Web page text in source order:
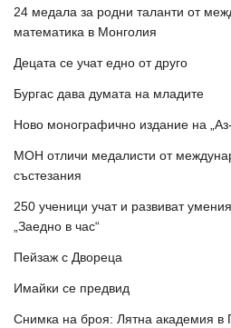
24 медала за родни таланти от
математика в Монголия
Децата се учат едно от друго
Бургас дава думата на младите
Ново монографично издание на
МОН отличи медалисти от
състезания
250 ученици учат и развиват
„Заедно в час“
Пейзаж с Двореца
Имайки се предвид
Снимка на броя: Лятна академия в